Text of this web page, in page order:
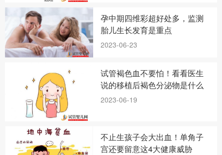
孕中期四维彩超好处多，监测
胎儿生长发育是重点
2023-06-23
试管褐色血不要怕！看看医生
说的移植后褐色分泌物是什么
2023-06-19
不止生孩子会大出血！单角子
宫还要留意这4大健康威胁